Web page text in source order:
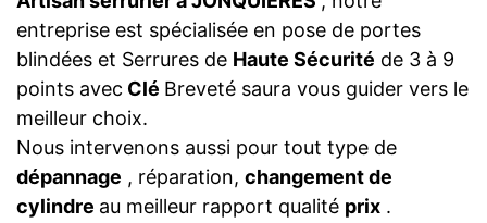
entreprise est spécialisée en pose de portes
blindées et Serrures de Haute Sécurité de 3 à 9
points avec Clé Breveté saura vous guider vers le
meilleur choix.
Nous intervenons aussi pour tout type de
dépannage , réparation, changement de
cylindre au meilleur rapport qualité prix .